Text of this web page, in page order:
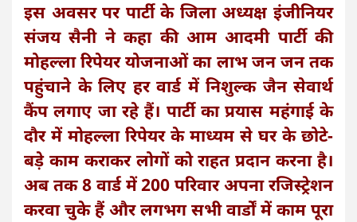
इस अवसर पर पार्टी के जिला अध्यक्ष इंजीनियर
संजय सैनी ने कहा की आम आदमी पार्टी की
मोहल्ला रिपेयर योजनाओं का लाभ जन जन तक
पहुंचाने के लिए हर वार्ड में निशुल्क जैन सेवार्थ
कैंप लगाए जा रहे हैं। पार्टी का प्रयास महंगाई के
दौर में मोहल्ला रिपेयर के माध्यम से घर के छोटे-
बड़े काम कराकर लोगों को राहत प्रदान करना है।
अब तक 8 वार्ड में 200 परिवार अपना रजिस्ट्रेशन
करवा चुके हैं और लगभग सभी वार्डों में काम पूरा